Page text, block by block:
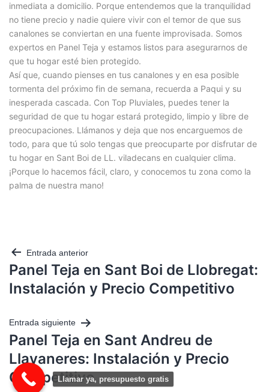
inmediata a domicilio. Porque entendemos que la tranquilidad
no tiene precio y nadie quiere vivir con el temor de que sus
canalones se conviertan en una fuente improvisada. Somos
expertos en Panel Teja y estamos listos para asegurarnos de
que tu hogar esté bien protegido.
Así que, cuando pienses en tus canalones y en esa posible
tormenta del próximo fin de semana, recuerda a Paqui y su
inesperada cascada. Con Top Pluviales, puedes tener la
seguridad de que tu hogar estará protegido, limpio y libre de
preocupaciones. Llámanos y deja que nos encarguemos de
todo, para que tú solo tengas que preocuparte por disfrutar de
tu hogar en Sant Boi de LL. viladecans en cualquier clima.
¡Porque lo hacemos fácil, claro, y conocemos tu zona como la
palma de nuestra mano!
Entrada anterior
Panel Teja en Sant Boi de Llobregat:
Instalación y Precio Competitivo
Entrada siguiente
Panel Teja en Sant Andreu de
Llavaneres: Instalación y Precio
CompetitivoLlamar ya, presupuesto gratis